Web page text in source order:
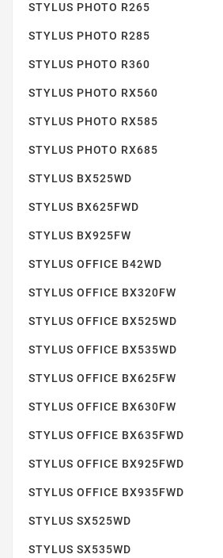
STYLUS SX415
STYLUS SX515W
STYLUS PHOTO R265
STYLUS PHOTO R285
STYLUS PHOTO R360
STYLUS PHOTO RX560
STYLUS PHOTO RX585
STYLUS PHOTO RX685
STYLUS BX525WD
STYLUS BX625FWD
STYLUS BX925FW
STYLUS OFFICE B42WD
STYLUS OFFICE BX320FW
STYLUS OFFICE BX525WD
STYLUS OFFICE BX535WD
STYLUS OFFICE BX625FW
STYLUS OFFICE BX630FW
STYLUS OFFICE BX635FWD
STYLUS OFFICE BX925FWD
STYLUS OFFICE BX935FWD
STYLUS SX525WD
STYLUS SX535WD